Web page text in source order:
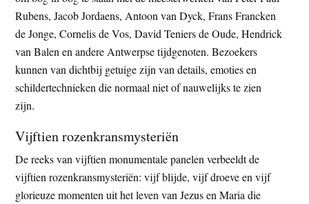
Rubens, Jacob Jordaens, Antoon van Dyck, Frans Francken
de Jonge, Cornelis de Vos, David Teniers de Oude, Hendrick
van Balen en andere Antwerpse tijdgenoten. Bezoekers
kunnen van dichtbij getuige zijn van details, emoties en
schildertechnieken die normaal niet of nauwelijks te zien
zijn.
Vijftien rozenkransmysteriën
De reeks van vijftien monumentale panelen verbeeldt de
vijftien rozenkransmysteriën: vijf blijde, vijf droeve en vijf
glorieuze momenten uit het leven van Jezus en Maria die